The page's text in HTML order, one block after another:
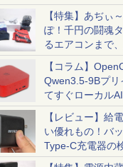
【特集】あぢぃ
ぽ！千円の闘魂
るエアコンまで
ッズ一挙紹介
【コラム】
Qwen3.5-9Bプリ
てすぐローカルAI
PC「SER9 Pro」
【レビュー】給
い優れもの！バ
Type-C充電器の
ったこと